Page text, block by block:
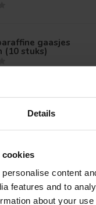
Details
cookies
content
features and to
about your
gaasjes
(10 stuks)
met alcohol
dit product?
bij je bestelling? Neem
of bel+31